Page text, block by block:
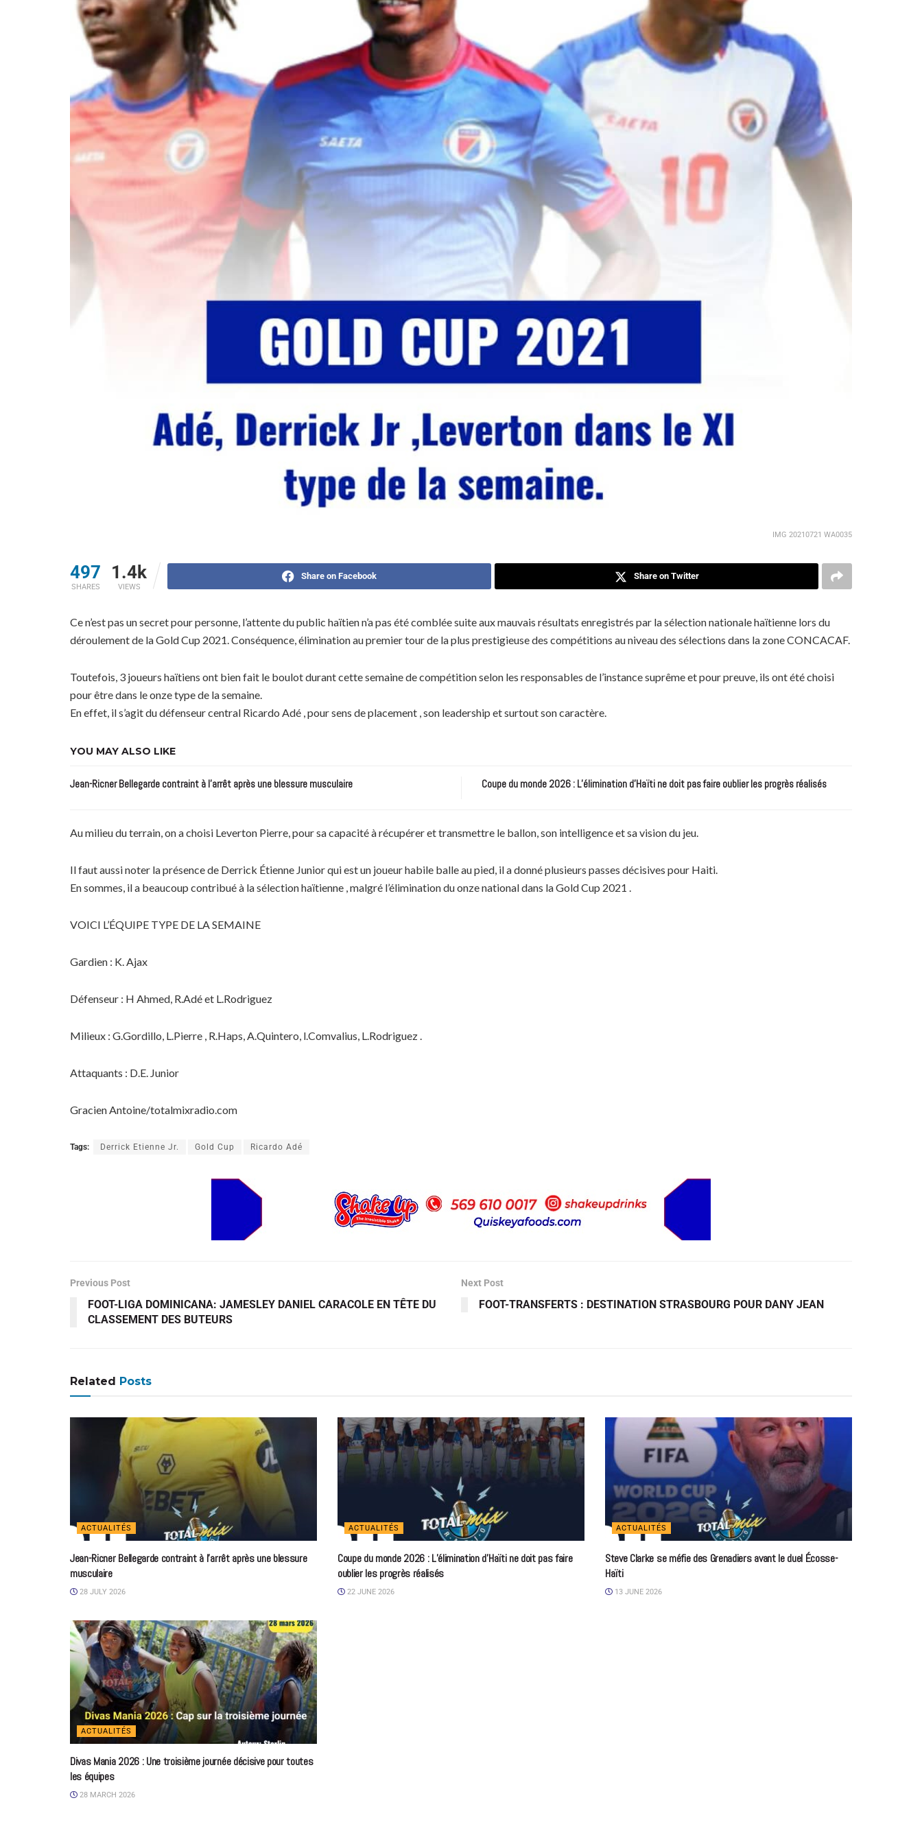
IMG 20210721 WA0035
497
SHARES
1.4k
VIEWS
Share on Facebook Share on Twitter
Ce n’est pas un secret pour personne, l’attente du public haïtien n’a pas été comblée suite aux mauvais résultats enregistrés par la sélection nationale haïtienne lors du
déroulement de la Gold Cup 2021. Conséquence, élimination au premier tour de la plus prestigieuse des compétitions au niveau des sélections dans la zone CONCACAF.
Toutefois, 3 joueurs haïtiens ont bien fait le boulot durant cette semaine de compétition selon les responsables de l’instance suprême et pour preuve, ils ont été choisi
pour être dans le onze type de la semaine.
En effet, il s’agit du défenseur central Ricardo Adé , pour sens de placement , son leadership et surtout son caractère.
YOU MAY ALSO LIKE
Jean-Ricner Bellegarde contraint à l’arrêt après une blessure musculaire Coupe du monde 2026 : L’élimination d’Haïti ne doit pas faire oublier les progrès réalisés
Au milieu du terrain, on a choisi Leverton Pierre, pour sa capacité à récupérer et transmettre le ballon, son intelligence et sa vision du jeu.
Il faut aussi noter la présence de Derrick Étienne Junior qui est un joueur habile balle au pied, il a donné plusieurs passes décisives pour Haiti.
En sommes, il a beaucoup contribué à la sélection haïtienne , malgré l’élimination du onze national dans la Gold Cup 2021 .
VOICI L’ÉQUIPE TYPE DE LA SEMAINE
Gardien : K. Ajax
Défenseur : H Ahmed, R.Adé et L.Rodriguez
Milieux : G.Gordillo, L.Pierre , R.Haps, A.Quintero, l.Comvalius, L.Rodriguez .
Attaquants : D.E. Junior
Gracien Antoine/totalmixradio.com
Tags: Derrick Etienne Jr. Gold Cup Ricardo Adé
Previous Post
FOOT-LIGA DOMINICANA: JAMESLEY DANIEL CARACOLE EN TÊTE DU
CLASSEMENT DES BUTEURS
Next Post
FOOT-TRANSFERTS : DESTINATION STRASBOURG POUR DANY JEAN
Related Posts
ACTUALITÉS
Jean-Ricner Bellegarde contraint à l’arrêt après une blessure
musculaire
28 JULY 2026
ACTUALITÉS
Coupe du monde 2026 : L’élimination d’Haïti ne doit pas faire
oublier les progrès réalisés
22 JUNE 2026
ACTUALITÉS
Steve Clarke se méfie des Grenadiers avant le duel Écosse-
Haïti
13 JUNE 2026
ACTUALITÉS
Divas Mania 2026 : Une troisième journée décisive pour toutes
les équipes
28 MARCH 2026